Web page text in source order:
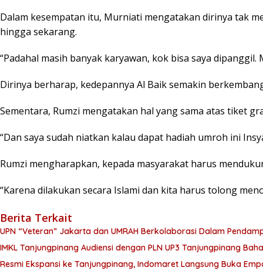
Dalam kesempatan itu, Murniati mengatakan dirinya tak
hingga sekarang.
“Padahal masih banyak karyawan, kok bisa saya
Dirinya berharap, kedepannya Al Baik semakin
Sementara, Rumzi mengatakan hal yang sama atas tiket
“Dan saya sudah niatkan kalau dapat hadiah umroh ini
Rumzi mengharapkan, kepada masyarakat harus
“Karena dilakukan secara Islami dan kita harus tolong
Berita Terkait
UPN “Veteran” Jakarta dan UMRAH Berkolaborasi Dalam
IMKL Tanjungpinang Audiensi dengan PLN UP3 Tanjungpinang
Resmi Ekspansi ke Tanjungpinang, Indomaret Langsung Buka